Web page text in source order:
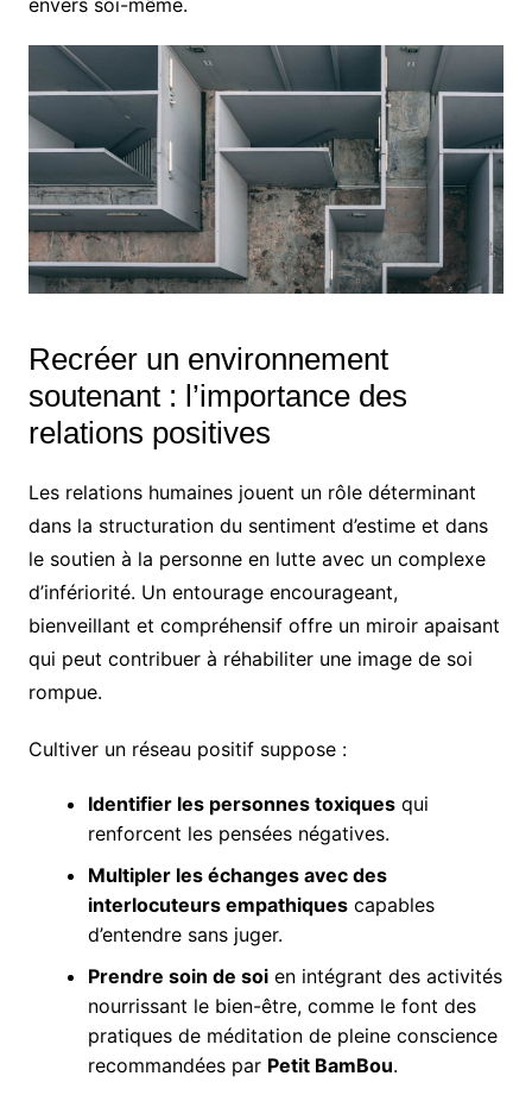
envers soi-même.
Recréer un environnement
soutenant : l’importance des
relations positives
Les relations humaines jouent un rôle déterminant
dans la structuration du sentiment d’estime et dans
le soutien à la personne en lutte avec un complexe
d’infériorité. Un entourage encourageant,
bienveillant et compréhensif offre un miroir apaisant
qui peut contribuer à réhabiliter une image de soi
rompue.
Cultiver un réseau positif suppose :
Identifier les personnes toxiquesqui
renforcent les pensées négatives.
Multipler les échanges avec des
interlocuteurs empathiquescapables
d’entendre sans juger.
Prendre soin de soien intégrant des activités
nourrissant le bien-être, comme le font des
pratiques de méditation de pleine conscience
recommandées par Petit BamBou.